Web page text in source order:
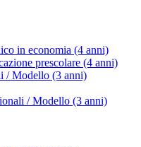
in economia (4 anni)
prescolare (4 anni)
/ Modello (3 anni)
/ Modello (3 anni)